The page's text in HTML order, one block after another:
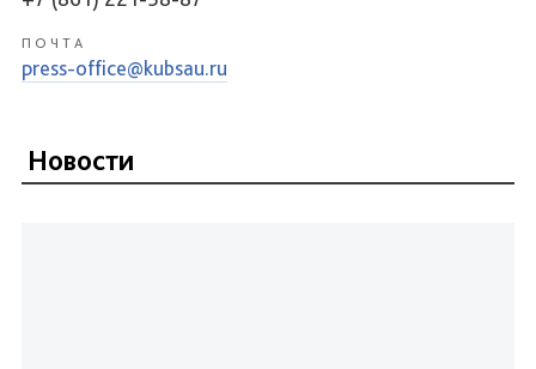
ПОЧТА
press-office@kubsau.ru
Новости